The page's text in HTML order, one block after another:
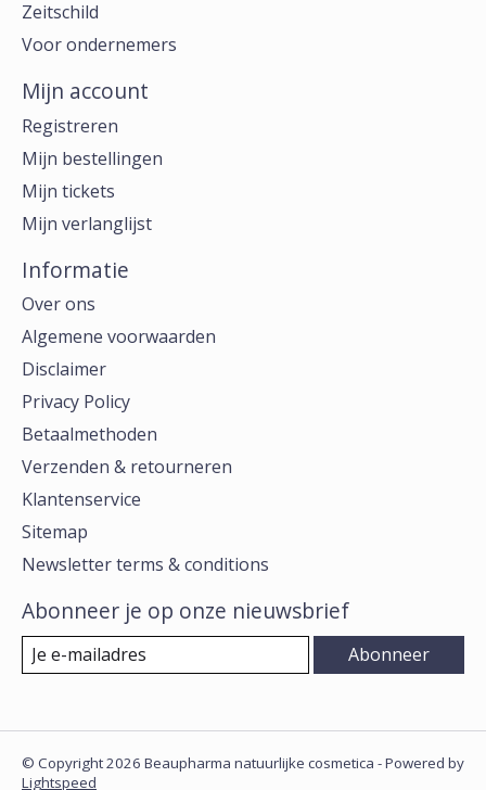
Zeitschild
Voor ondernemers
Mijn account
Registreren
Mijn bestellingen
Mijn tickets
Mijn verlanglijst
Informatie
Over ons
Algemene voorwaarden
Disclaimer
Privacy Policy
Betaalmethoden
Verzenden & retourneren
Klantenservice
Sitemap
Newsletter terms & conditions
Abonneer je op onze nieuwsbrief
Abonneer
© Copyright 2026 Beaupharma natuurlijke cosmetica - Powered by
Lightspeed